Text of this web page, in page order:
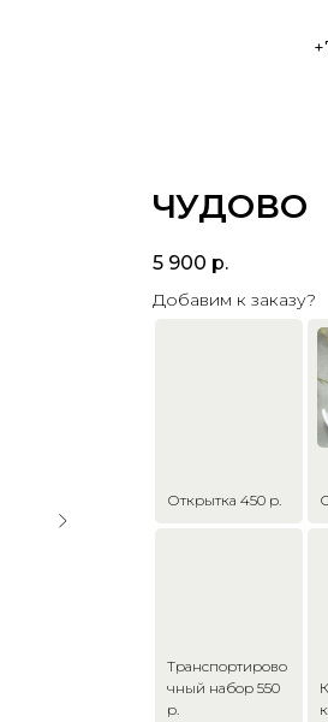
ЧУДОВО
5 900 р.
Добавим к заказу?
Открытка 450 р.
Транспортирово
чный набор 550
р.